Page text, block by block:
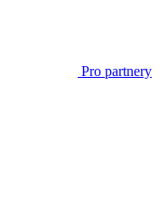
Pro partnery